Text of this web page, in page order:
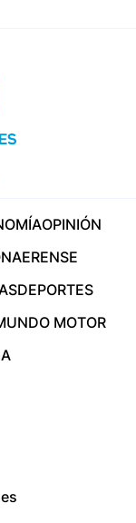
OPINIÓN
DEPORTES
MOTOR